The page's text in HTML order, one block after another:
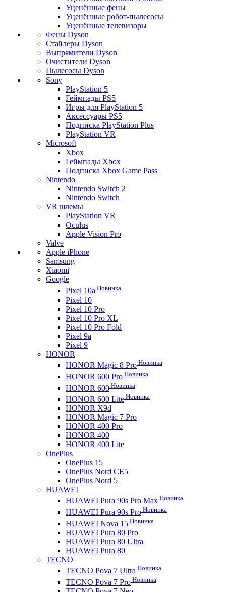
Уценённые фены
Уценённые робот-пылесосы
Уценённые телевизоры
Фены Dyson
Стайлеры Dyson
Выпрямители Dyson
Очистители Dyson
Пылесосы Dyson
Sony
PlayStation 5
Геймпады PS5
Игры для PlayStation 5
Аксессуары PS5
Подписка PlayStation Plus
PlayStation VR
Microsoft
Xbox
Геймпады Xbox
Подписка Xbox Game Pass
Nintendo
Nintendo Switch 2
Nintendo Switch
VR шлемы
PlayStation VR
Oculus
Apple Vision Pro
Valve
Apple iPhone
Samsung
Xiaomi
Google
Pixel 10a Новинка
Pixel 10
Pixel 10 Pro
Pixel 10 Pro XL
Pixel 10 Pro Fold
Pixel 9a
Pixel 9
HONOR
HONOR Magic 8 Pro Новинка
HONOR 600 Pro Новинка
HONOR 600 Новинка
HONOR 600 Lite Новинка
HONOR X9d
HONOR Magic 7 Pro
HONOR 400 Pro
HONOR 400
HONOR 400 Lite
OnePlus
OnePlus 15
OnePlus Nord CE5
OnePlus Nord 5
HUAWEI
HUAWEI Pura 90s Pro Max Новинка
HUAWEI Pura 90s Pro Новинка
HUAWEI Nova 15 Новинка
HUAWEI Pura 80 Pro
HUAWEI Pura 80 Ultra
HUAWEI Pura 80
TECNO
TECNO Pova 7 Ultra Новинка
TECNO Pova 7 Pro Новинка